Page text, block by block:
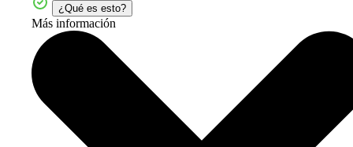
¿Qué es esto?
Más información